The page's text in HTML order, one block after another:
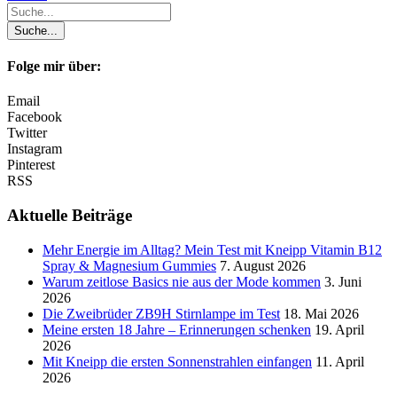
Folge mir über:
Email
Facebook
Twitter
Instagram
Pinterest
RSS
Aktuelle Beiträge
Mehr Energie im Alltag? Mein Test mit Kneipp Vitamin B12
Spray & Magnesium Gummies 7. August 2026
Warum zeitlose Basics nie aus der Mode kommen 3. Juni
2026
Die Zweibrüder ZB9H Stirnlampe im Test 18. Mai 2026
Meine ersten 18 Jahre – Erinnerungen schenken 19. April
2026
Mit Kneipp die ersten Sonnenstrahlen einfangen 11. April
2026